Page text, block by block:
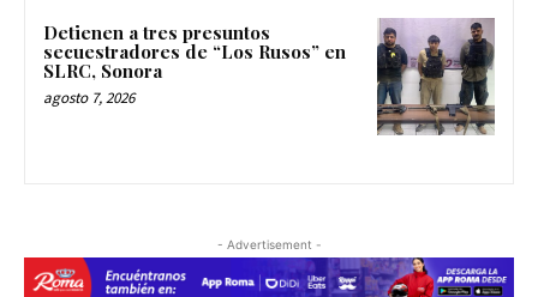
Detienen a tres presuntos
secuestradores de “Los Rusos” en
SLRC, Sonora
agosto 7, 2026
- Advertisement -